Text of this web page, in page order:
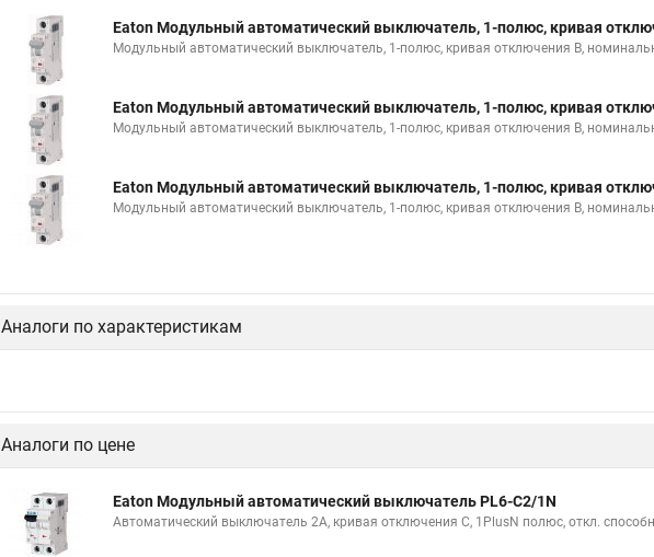
Eaton Модульный автоматический выключатель, 1-полюс, кривая
Модульный автоматический выключатель, 1-полюс, кривая отключения B,
Eaton Модульный автоматический выключатель, 1-полюс, кривая
Модульный автоматический выключатель, 1-полюс, кривая отключения B,
Eaton Модульный автоматический выключатель, 1-полюс, кривая
Модульный автоматический выключатель, 1-полюс, кривая отключения B,
Аналоги по характеристикам
Аналоги по цене
Eaton Модульный автоматический выключатель PL6-C2/1N
Автоматический выключатель 2А, кривая отключения С, 1PlusN полюс, откл.